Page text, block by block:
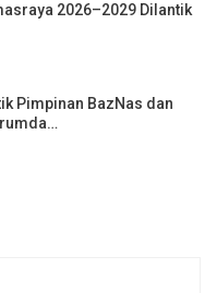
2026–2029 Dilantik
Pimpinan BazNas dan